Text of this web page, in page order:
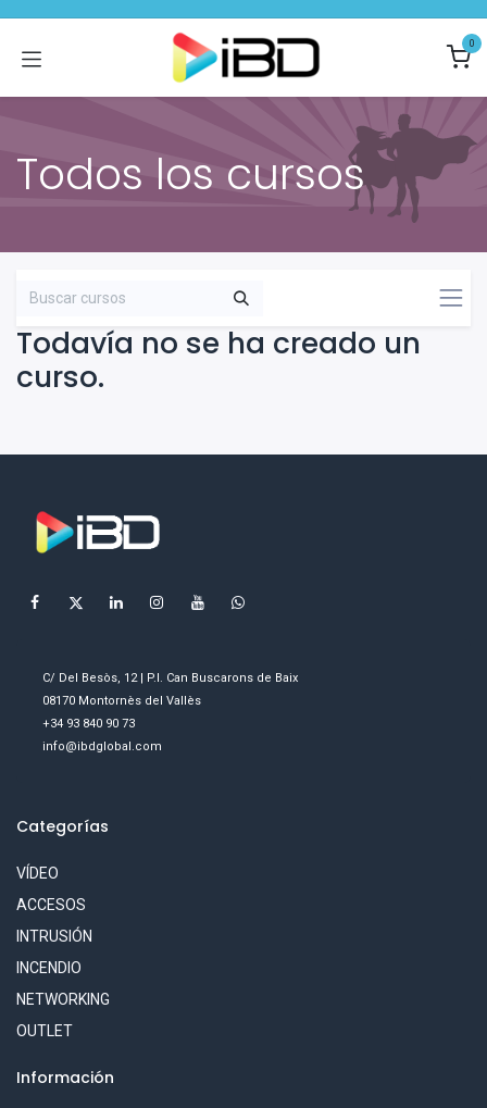
0
Todos los cursos
Todavía no se ha creado un
curso.
C/ Del Besòs, 12 | P.I. Can Buscarons de Baix
08170 Montornès del Vallès
+34 93 840 90 73
info@ibdglobal.com
Categorías
VÍDEO
ACCESOS
INTRUSIÓN
INCENDIO
NETWORKING
OUTLET
Información